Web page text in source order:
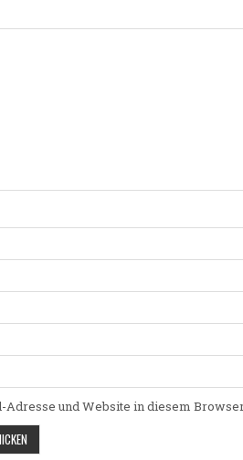
Adresse und Website in diesem